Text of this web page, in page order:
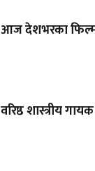
आज देशभरका
वरिष्ठ शास्त्रीय